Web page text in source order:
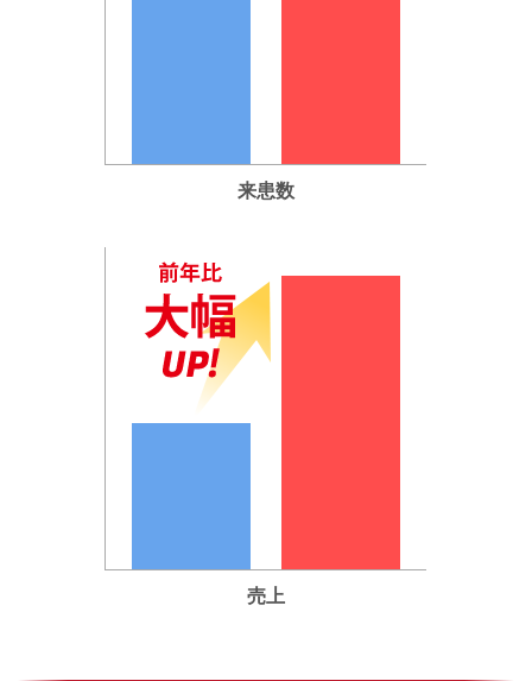
来患数
売上